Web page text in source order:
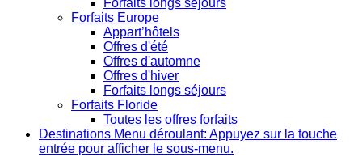
Forfaits longs séjours
Forfaits Europe
Appart’hôtels
Offres d'été
Offres d'automne
Offres d'hiver
Forfaits longs séjours
Forfaits Floride
Toutes les offres forfaits
Destinations Menu déroulant: Appuyez sur la touche
entrée pour afficher le sous-menu.